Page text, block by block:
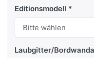
Editionsmodell
Laubgitter/